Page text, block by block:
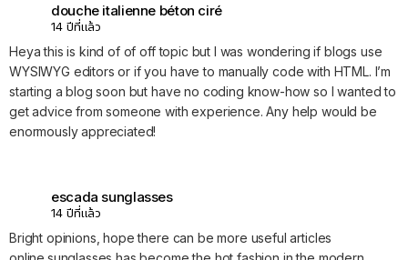
douche italienne béton ciré
14 ปีที่แล้ว
Heya this is kind of of off topic but I was wondering if blogs use
WYSIWYG editors or if you have to manually code with HTML. I’m
starting a blog soon but have no coding know-how so I wanted to
get advice from someone with experience. Any help would be
enormously appreciated!
escada sunglasses
14 ปีที่แล้ว
Bright opinions, hope there can be more useful articles